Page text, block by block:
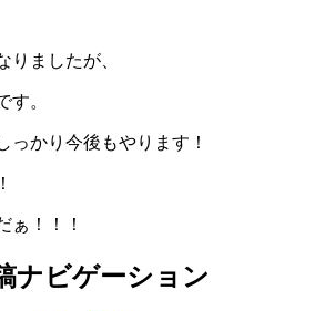
りましたが、
す。
っかり今後もやります！
ぁ！！！
ナビゲーション